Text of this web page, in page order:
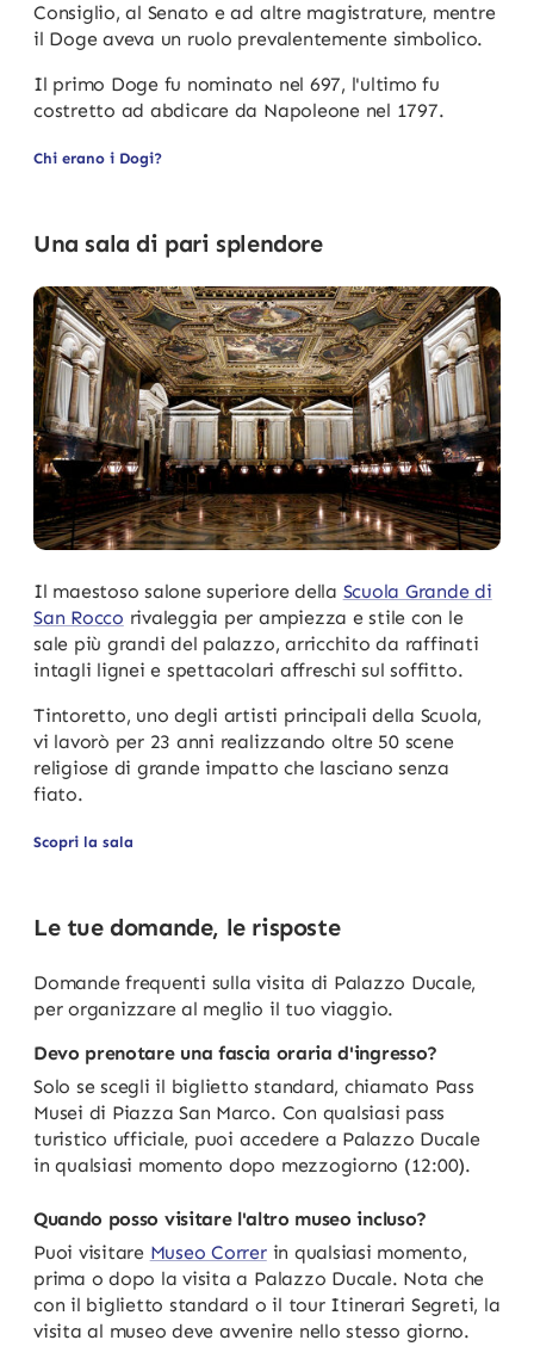
Consiglio, al Senato e ad altre magistrature, mentre
il Doge aveva un ruolo prevalentemente simbolico.
Il primo Doge fu nominato nel 697, l'ultimo fu
costretto ad abdicare da Napoleone nel 1797.
Chi erano i Dogi?
Una sala di pari splendore
Il maestoso salone superiore della Scuola Grande di
San Rocco rivaleggia per ampiezza e stile con le
sale più grandi del palazzo, arricchito da raffinati
intagli lignei e spettacolari affreschi sul soffitto.
Tintoretto, uno degli artisti principali della Scuola,
vi lavorò per 23 anni realizzando oltre 50 scene
religiose di grande impatto che lasciano senza
fiato.
Scopri la sala
Le tue domande, le risposte
Domande frequenti sulla visita di Palazzo Ducale,
per organizzare al meglio il tuo viaggio.
Devo prenotare una fascia oraria d'ingresso?
Solo se scegli il biglietto standard, chiamato Pass
Musei di Piazza San Marco. Con qualsiasi pass
turistico ufficiale, puoi accedere a Palazzo Ducale
in qualsiasi momento dopo mezzogiorno (12:00).
Quando posso visitare l'altro museo incluso?
Puoi visitare Museo Correrin qualsiasi momento,
prima o dopo la visita a Palazzo Ducale. Nota che
con il biglietto standard o il tour Itinerari Segreti, la
visita al museo deve avvenire nello stesso giorno.